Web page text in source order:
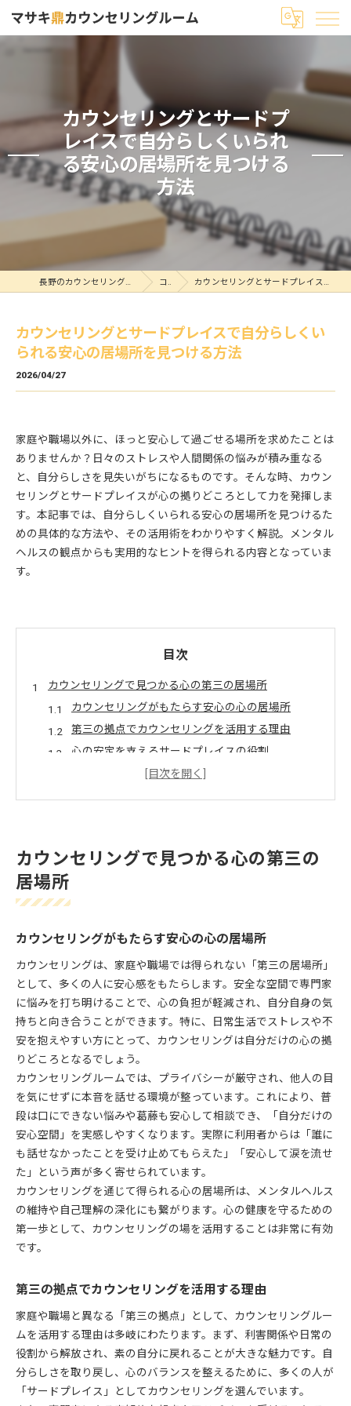
カウンセリングとサードプ
レイスで自分らしくいられ
る安心の居場所を見つける
方法
長野のカウンセリングならマサキ鼎カウンセリングルーム コラム カウンセリングとサードプレイスで自分らしくいられる安心の居場所を見つける方法
カウンセリングとサードプレイスで自分らしくい
られる安心の居場所を見つける方法
2026/04/27
家庭や職場以外に、ほっと安心して過ごせる場所を求めたことは
ありませんか？日々のストレスや人間関係の悩みが積み重なる
と、自分らしさを見失いがちになるものです。そんな時、カウン
セリングとサードプレイスが心の拠りどころとして力を発揮しま
す。本記事では、自分らしくいられる安心の居場所を見つけるた
めの具体的な方法や、その活用術をわかりやすく解説。メンタル
ヘルスの観点からも実用的なヒントを得られる内容となっていま
す。
目次
カウンセリングで見つかる心の第三の居場所
カウンセリングがもたらす安心の心の居場所
第三の拠点でカウンセリングを活用する理由
心の安定を支えるサードプレイスの役割
カウンセリングで見つける新たな安心空間
サードプレイスで感じるカウンセリングの安心感
安心できるカウンセリング空間の特徴とは
自分らしく過ごすための居場所づくりとカウンセリン
グ
自分らしさを守るカウンセリングの工夫
居場所づくりに役立つカウンセリングの視点
心地良いサードプレイスとカウンセリングの関係
カウンセリングで叶える理想の居場所づくり
安心して話せるカウンセリングの魅力を知る
安心感を生むサードプレイス活用の秘訣
カウンセリングが導く安心感の高め方
サードプレイス利用時のカウンセリングのコツ
心が休まるサードプレイス選びとカウンセリング
安心感を深めるカウンセリングのポイント
サードプレイスの活用法とカウンセリングの関係
メンタルヘルスを支える安心の居場所選び
自分に合うカウンセリング環境の見つけ方
第三の居場所がもたらす心の安定とカウンセリン
グ
カウンセリングが活きるサードプレイスの特徴
カウンセリングで見つかる心の第三の
居場所
カウンセリングがもたらす安心の心の居場所
カウンセリングは、家庭や職場では得られない「第三の居場所」
として、多くの人に安心感をもたらします。安全な空間で専門家
に悩みを打ち明けることで、心の負担が軽減され、自分自身の気
持ちと向き合うことができます。特に、日常生活でストレスや不
安を抱えやすい方にとって、カウンセリングは自分だけの心の拠
りどころとなるでしょう。
カウンセリングルームでは、プライバシーが厳守され、他人の目
を気にせずに本音を話せる環境が整っています。これにより、普
段は口にできない悩みや葛藤も安心して相談でき、「自分だけの
安心空間」を実感しやすくなります。実際に利用者からは「誰に
も話せなかったことを受け止めてもらえた」「安心して涙を流せ
た」という声が多く寄せられています。
カウンセリングを通じて得られる心の居場所は、メンタルヘルス
の維持や自己理解の深化にも繋がります。心の健康を守るための
第一歩として、カウンセリングの場を活用することは非常に有効
です。
第三の拠点でカウンセリングを活用する理由
家庭や職場と異なる「第三の拠点」として、カウンセリングルー
ムを活用する理由は多岐にわたります。まず、利害関係や日常の
役割から解放され、素の自分に戻れることが大きな魅力です。自
分らしさを取り戻し、心のバランスを整えるために、多くの人が
「サードプレイス」としてカウンセリングを選んでいます。